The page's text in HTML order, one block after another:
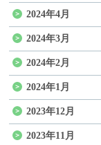
2024年4月
2024年3月
2024年2月
2024年1月
2023年12月
2023年11月